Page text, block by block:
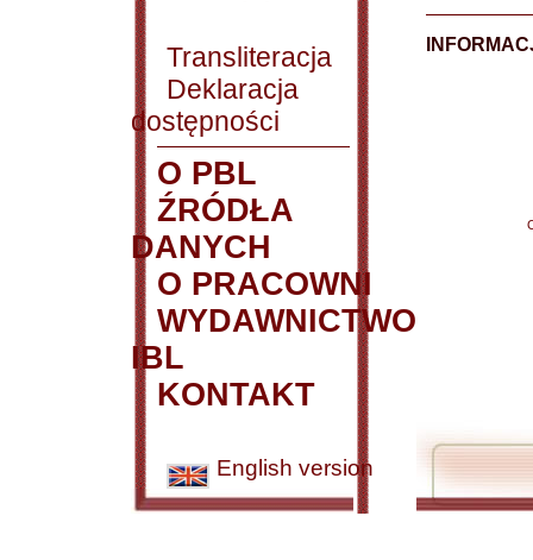
Transliteracja
Deklaracja
dostępności
O PBL
ŹRÓDŁA
DANYCH
O PRACOWNI
WYDAWNICTWO
IBL
KONTAKT
English version